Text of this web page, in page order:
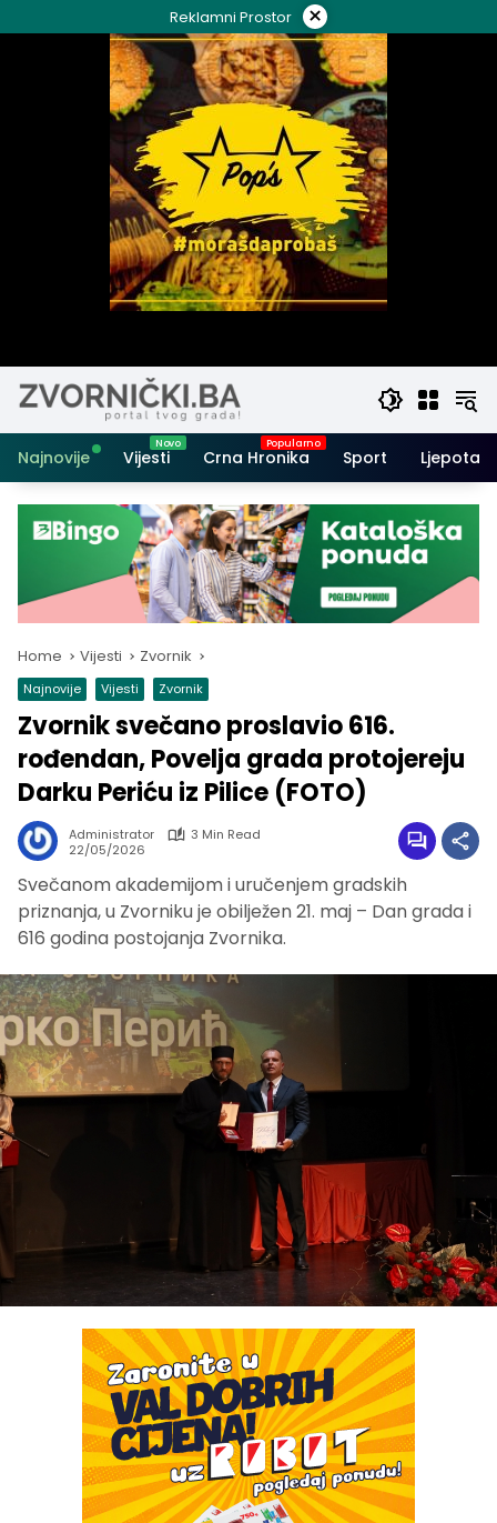
to
Reklamni Prostor ×
Najnovije Vijesti Crna Hronika Sport Ljepota i
Home Vijesti Zvornik
Najnovije Vijesti Zvornik
Zvornik svečano proslavio 616.
rođendan, Povelja grada protojereju
Darku Periću iz Pilice (FOTO)
Administrator
3 Min Read
22/05/2026
Svečanom akademijom i uručenjem gradskih
priznanja, u Zvorniku je obilježen 21. maj – Dan grada i
616 godina postojanja Zvornika.